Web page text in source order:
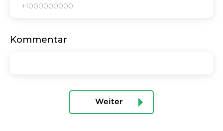
Kommentar
Weiter